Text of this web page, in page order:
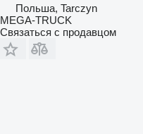
Польша, Tarczyn
MEGA-TRUCK
Связаться с продавцом